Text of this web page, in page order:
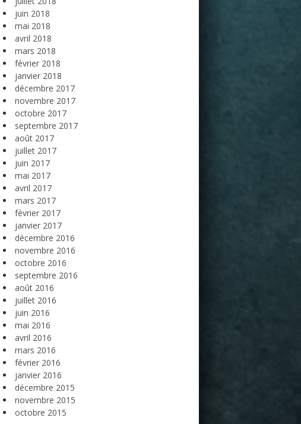
juin 2018
mai 2018
avril 2018
mars 2018
février 2018
janvier 2018
décembre 2017
novembre 2017
octobre 2017
septembre 2017
août 2017
juillet 2017
juin 2017
mai 2017
avril 2017
mars 2017
février 2017
janvier 2017
décembre 2016
novembre 2016
octobre 2016
septembre 2016
août 2016
juillet 2016
juin 2016
mai 2016
avril 2016
mars 2016
février 2016
janvier 2016
décembre 2015
novembre 2015
octobre 2015